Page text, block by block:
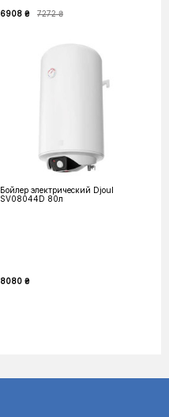
7272 ₴
6908 ₴
Бойлер электрический Djoul
SV08044D 80л
8080 ₴